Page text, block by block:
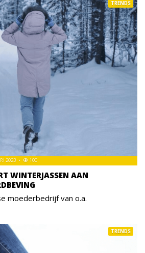
WINTERJASSEN AAN
2023 100
TRENDS
moederbedrijf van o.a.
TRENDS